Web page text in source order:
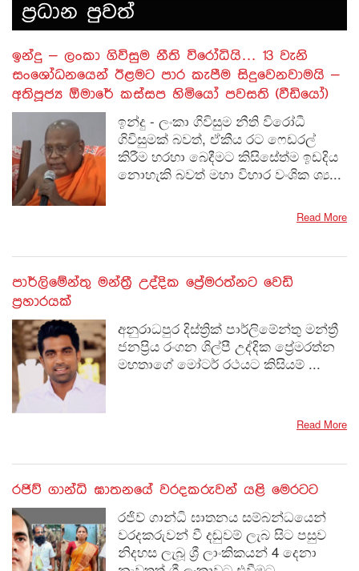
ප‍්‍රධාන පුවත්
​ඉන්දු – ලංකා ගිවිසුම නීති විරෝධියි… 13 වැනි
සංශෝධනයෙන් ඊළමට පාර කැපීම සිදුවෙනවාමයි –
අතිපූජ්‍ය ඕමාරේ කස්සප හිමියෝ පවසති (වීඩියෝ)
ඉන්දු - ලංකා ගිවිසුම නීති විරෝධී
ගිවිසුමක් බවත්, ඒකීය රට ෆෙඩරල්
කිරීම හරහා බෙදීමට කිසිසේත්ම ඉඩදිය
නොහැකි බවත් මහා විහාර වංශික ශ්‍ය...
Read More
පාර්ලිමේන්තු මන්ත්‍රී උද්දික ප්‍රේමරත්නට වෙඩි
ප්‍රහාරයක්
අනුරාධපුර දිස්ත්‍රික් පාර්ලිමේන්තු මන්ත්‍රී
ජනප්‍රිය රංගන ශිල්පී උද්දික ප්‍රේමරත්න
මහතාගේ මෝටර් රථයට කිසියම් ...
Read More
රජිව් ගාන්ධි ඝාතනයේ වරදකරුවන් යළි මෙරටට
රජිව් ගාන්ධි ඝාතනය සම්බන්ධයෙන්
වරදකරුවන් වී දඬුවම් ලැබ සිට පසුව
නිදහස ලැබූ ශ්‍රී ලාංකිකයන් 4 දෙනා